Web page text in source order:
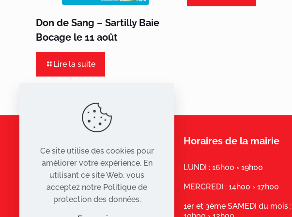
Don de Sang – Sartilly Baie
Bocage le 11 août
Lire la suite
Horaires de la mairie
LUNDI : 16h00 › 19h00
MERCREDI : 14h00 › 17h00
1er et 3ème SAMEDI du mois :
Ce site utilise des cookies pour
améliorer votre expérience. En
utilisant ce site Web, vous
acceptez notre Politique de
protection des données.